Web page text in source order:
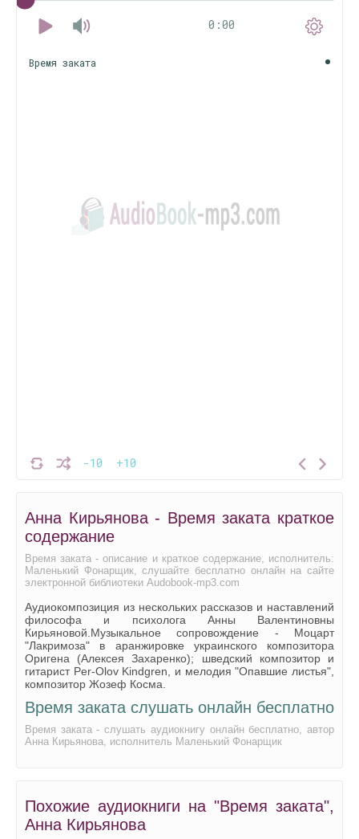
0:00
-10 +10
Время заката
Анна Кирьянова - Время заката краткое
содержание
Время заката - описание и краткое содержание, исполнитель:
Маленький Фонарщик, слушайте бесплатно онлайн на сайте
электронной библиотеки Audobook-mp3.com
Аудиокомпозиция из нескольких рассказов и наставлений
философа и психолога Анны Валентиновны
Кирьяновой.Музыкальное сопровождение - Моцарт
"Лакримоза" в аранжировке украинского композитора
Оригена (Алексея Захаренко); шведский композитор и
гитарист Per-Olov Kindgren, и мелодия "Опавшие листья",
композитор Жозеф Косма.
Время заката слушать онлайн бесплатно
Время заката - слушать аудиокнигу онлайн бесплатно, автор
Анна Кирьянова, исполнитель Маленький Фонарщик
Похожие аудиокниги на "Время заката",
Анна Кирьянова